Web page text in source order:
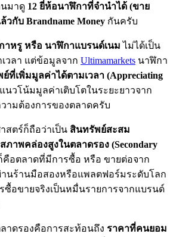
มาดู 12 ยี่ห้อนาฬิกาที่จำนำได้ (ขาย
กับ Brandname Money กันครับ
าหรู หรือ นาฬิกาแบรนด์เนม ไม่ได้เป็น
เวลา แต่ข้อมูลจาก Ultimamarkets นาฬิกา
ที่เพิ่มมูลค่าได้ตามเวลา (Appreciating
วโน้มมูลค่าเติบโตในระยะยาวจาก
ามต้องการของตลาดครับ
สตร์ก็ถือว่าเป็น สินทรัพย์สะสม
สภาพคล่องสูงในตลาดรอง (Secondary
คือตลาดที่มีการซื้อ หรือ ขายต่อจาก
านร้านมือสองหรือแพลตฟอร์มระดับโลก
รซื้อขายจริงเป็นหมื่นรายการจากแบรนด์
าดรองคือการสะท้อนถึง ราคาที่คนยอม